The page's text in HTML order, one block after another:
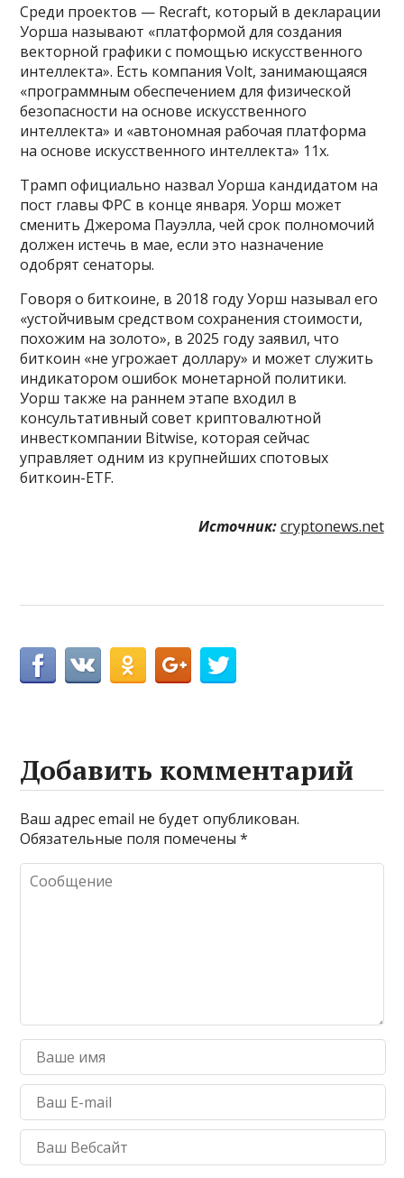
Среди проектов — Recraft, который в декларации
Уорша называют «платформой для создания
векторной графики с помощью искусственного
интеллекта». Есть компания Volt, занимающаяся
«программным обеспечением для физической
безопасности на основе искусственного
интеллекта» и «автономная рабочая платформа
на основе искусственного интеллекта» 11x.
Трамп официально назвал Уорша кандидатом на
пост главы ФРС в конце января. Уорш может
сменить Джерома Пауэлла, чей срок полномочий
должен истечь в мае, если это назначение
одобрят сенаторы.
Говоря о биткоине, в 2018 году Уорш называл его
«устойчивым средством сохранения стоимости,
похожим на золото», в 2025 году заявил, что
биткоин «не угрожает доллару» и может служить
индикатором ошибок монетарной политики.
Уорш также на раннем этапе входил в
консультативный совет криптовалютной
инвесткомпании Bitwise, которая сейчас
управляет одним из крупнейших спотовых
биткоин-ETF.
Источник: cryptonews.net
Добавить комментарий
Ваш адрес email не будет опубликован.
Обязательные поля помечены*